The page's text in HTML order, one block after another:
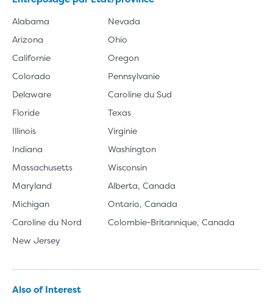
Alabama
Arizona
Californie
Colorado
Delaware
Floride
Illinois
Indiana
Massachusetts
Maryland
Michigan
Caroline du Nord
New Jersey
Nevada
Ohio
Oregon
Pennsylvanie
Caroline du Sud
Texas
Virginie
Washington
Wisconsin
Alberta, Canada
Ontario, Canada
Colombie-Britannique, Canada
Also of Interest